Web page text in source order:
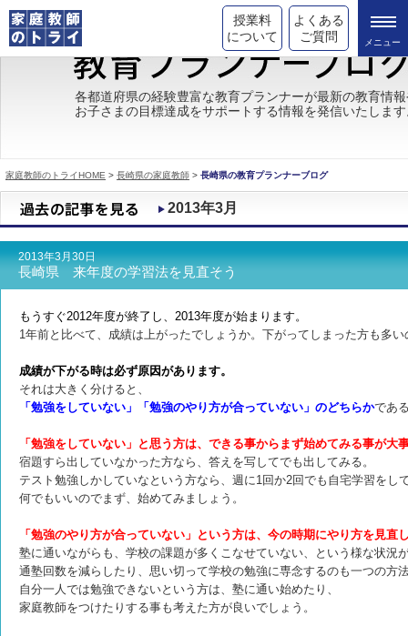
授業料
について
よくある
ご質問
トライの教育理念
成績が上がる理由
都道府県別情報
合格体験談
キャンペーン情報
各都道府県の経験豊富な教育プランナーが最新の教育情
お子さまの目標達成をサポートする情報を発信いたしま
家庭教師のトライHOME > 長崎県の家庭教師 > 長崎県の教育プランナーブログ
2013年3月
2013年3月30日
長崎県 来年度の学習法を見直そう
もうすぐ2012年度が終了し、2013年度が始まります。
1年前と比べて、成績は上がったでしょうか。下がってしまった方も多
成績が下がる時は必ず原因があります。
それは大きく分けると、
「勉強をしていない」「勉強のやり方が合っていない」のどちらかであ
「勉強をしていない」と思う方は、できる事からまず始めてみる事が大
宿題すら出していなかった方なら、答えを写してでも出してみる。
テスト勉強しかしていなという方なら、週に1回か2回でも自宅学習をし
何でもいいのでまず、始めてみましょう。
「勉強のやり方が合っていない」という方は、今の時期にやり方を見直
塾に通いながらも、学校の課題が多くこなせていない、という様な状況
通塾回数を減らしたり、思い切って学校の勉強に専念するのも一つの方
自分一人では勉強できないという方は、塾に通い始めたり、
家庭教師をつけたりする事も考えた方が良いでしょう。